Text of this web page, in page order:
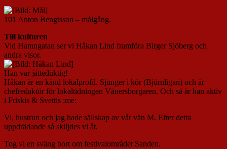
101 Anton Bengtsson – målgång.
Till kulturen
Vid Hamngatan ser vi Håkan Lind framföra Birger Sjöberg och
andra visor.
Han var jätteduktig!
Håkan är en känd lokalprofil. Sjunger i kör (Björnligan) och är
chefredaktör för lokaltidningen Vänersborgaren. Och så är han aktiv
i Friskis & Svettis :me:
Vi, hustrun och jag hade sällskap av vår vän M. Efter detta
uppdrädande så skiljdes vi åt.
Tog vi en sväng bort om festivalområdet Sanden.